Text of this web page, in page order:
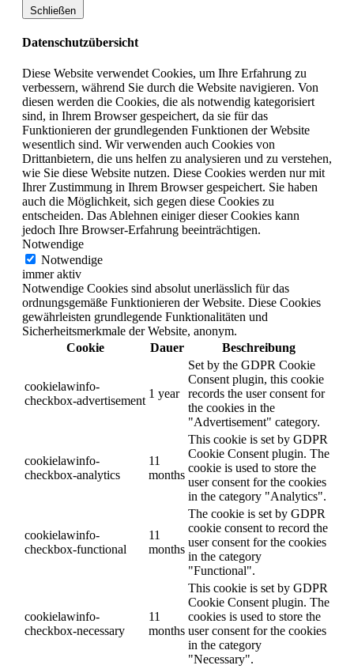
Schließen
Datenschutzübersicht
Diese Website verwendet Cookies, um Ihre Erfahrung zu
verbessern, während Sie durch die Website navigieren. Von
diesen werden die Cookies, die als notwendig kategorisiert
sind, in Ihrem Browser gespeichert, da sie für das
Funktionieren der grundlegenden Funktionen der Website
wesentlich sind. Wir verwenden auch Cookies von
Drittanbietern, die uns helfen zu analysieren und zu verstehen,
wie Sie diese Website nutzen. Diese Cookies werden nur mit
Ihrer Zustimmung in Ihrem Browser gespeichert. Sie haben
auch die Möglichkeit, sich gegen diese Cookies zu
entscheiden. Das Ablehnen einiger dieser Cookies kann
jedoch Ihre Browser-Erfahrung beeinträchtigen.
Notwendige
Notwendige
immer aktiv
Notwendige Cookies sind absolut unerlässlich für das
ordnungsgemäße Funktionieren der Website. Diese Cookies
gewährleisten grundlegende Funktionalitäten und
Sicherheitsmerkmale der Website, anonym.
Cookie
Dauer Beschreibung
cookielawinfo-
checkbox-advertisement
1 year
Set by the GDPR Cookie
Consent plugin, this cookie
records the user consent for
the cookies in the
"Advertisement" category.
cookielawinfo-
checkbox-analytics
11
months
This cookie is set by GDPR
Cookie Consent plugin. The
cookie is used to store the
user consent for the cookies
in the category "Analytics".
cookielawinfo-
checkbox-functional
11
months
The cookie is set by GDPR
cookie consent to record the
user consent for the cookies
in the category
"Functional".
cookielawinfo-
checkbox-necessary
11
months
This cookie is set by GDPR
Cookie Consent plugin. The
cookies is used to store the
user consent for the cookies
in the category
"Necessary".